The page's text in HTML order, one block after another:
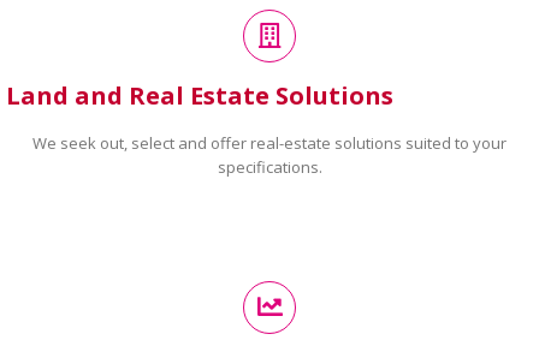
Land and Real Estate Solutions
We seek out, select and offer real-estate solutions suited to your
specifications.